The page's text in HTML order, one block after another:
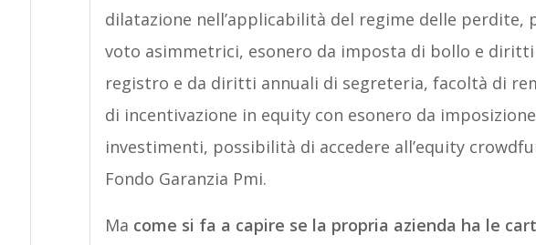
dilatazione nell’applicabilità del regime delle
voto asimmetrici, esonero da imposta di bollo e diritti
registro e da diritti annuali di segreteria, facoltà di
di incentivazione in equity con esonero da
investimenti, possibilità di accedere all’equity
Fondo Garanzia Pmi.
Ma come si fa a capire se la propria azienda ha le